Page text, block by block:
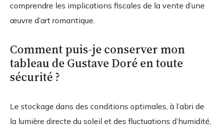
comprendre les implications fiscales de la vente d’une
œuvre d’art romantique.
Comment puis-je conserver mon
tableau de Gustave Doré en toute
sécurité ?
Le stockage dans des conditions optimales, à l’abri de
la lumière directe du soleil et des fluctuations d’humidité,